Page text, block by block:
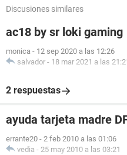
Discusiones similares
ac18 by sr loki gaming
monica - 12 sep 2020 a las 12:26
salvador - 18 mar 2021 a las
2 respuestas
ayuda tarjeta madre
errante20 - 2 feb 2010 a las 01:06
vedia - 25 may 2010 a las 03:21